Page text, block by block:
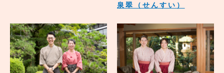
泉翠（せんすい）